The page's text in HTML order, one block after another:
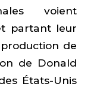
voient
partant leur
de
de Donald
États-Unis